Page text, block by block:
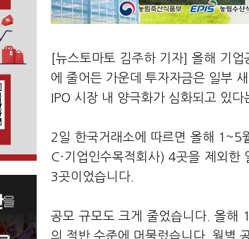
[뉴스토마토 김주하 기자] 올해 기
에 줄어든 가운데 투자자금은 일부
IPO 시장 내 양극화가 심화되고 있다
2일 한국거래소에 따르면 올해 1~5
C·기업인수목적회사) 4곳을 제외한
3곳이었습니다.
공모 규모도 크게 줄었습니다. 올해
의 절반 수준에 머물렀습니다. 월